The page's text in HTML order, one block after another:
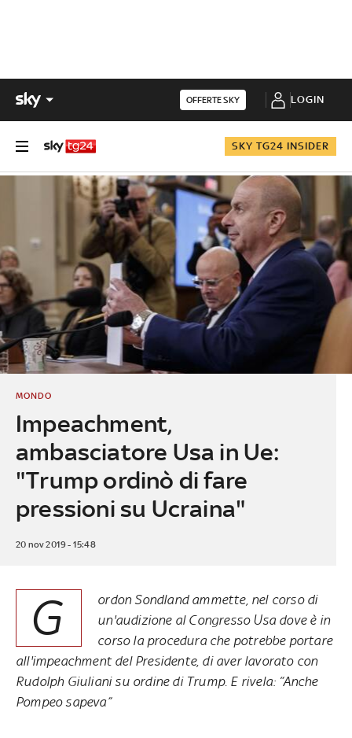
OFFERTE SKY LOGIN
SKY TG24 INSIDER
Impeachment,
ambasciatore Usa in Ue:
"Trump ordinò di fare
pressioni su Ucraina"
MONDO
20 nov 2019 - 15:48
G
ordon Sondland ammette, nel corso di
un'audizione al Congresso Usa dove è in
corso la procedura che potrebbe portare
all'impeachment del Presidente, di aver lavorato con
Rudolph Giuliani su ordine di Trump. E rivela: “Anche
Pompeo sapeva”